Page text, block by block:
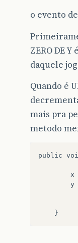
o evento
ZERO DE
daquele
Quando é
mais pra
metodo
public
x
y